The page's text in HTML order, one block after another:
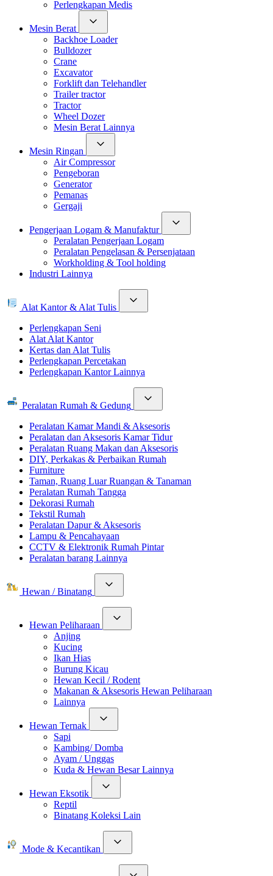
Perlengkapan Medis
Mesin Berat
Backhoe Loader
Bulldozer
Crane
Excavator
Forklift dan Telehandler
Trailer tractor
Tractor
Wheel Dozer
Mesin Berat Lainnya
Mesin Ringan
Air Compressor
Pengeboran
Generator
Pemanas
Gergaji
Pengerjaan Logam & Manufaktur
Peralatan Pengerjaan Logam
Peralatan Pengelasan & Persenjataan
Workholding & Tool holding
Industri Lainnya
Alat Kantor & Alat Tulis
Perlengkapan Seni
Alat Alat Kantor
Kertas dan Alat Tulis
Perlengkapan Percetakan
Perlengkapan Kantor Lainnya
Peralatan Rumah & Gedung
Peralatan Kamar Mandi & Aksesoris
Peralatan dan Aksesoris Kamar Tidur
Peralatan Ruang Makan dan Aksesoris
DIY, Perkakas & Perbaikan Rumah
Furniture
Taman, Ruang Luar Ruangan & Tanaman
Peralatan Rumah Tangga
Dekorasi Rumah
Tekstil Rumah
Peralatan Dapur & Aksesoris
Lampu & Pencahayaan
CCTV & Elektronik Rumah Pintar
Peralatan barang Lainnya
Hewan / Binatang
Hewan Peliharaan
Anjing
Kucing
Ikan Hias
Burung Kicau
Hewan Kecil / Rodent
Makanan & Aksesoris Hewan Peliharaan
Lainnya
Hewan Ternak
Sapi
Kambing/ Domba
Ayam / Unggas
Kuda & Hewan Besar Lainnya
Hewan Eksotik
Reptil
Binatang Koleksi Lain
Mode & Kecantikan